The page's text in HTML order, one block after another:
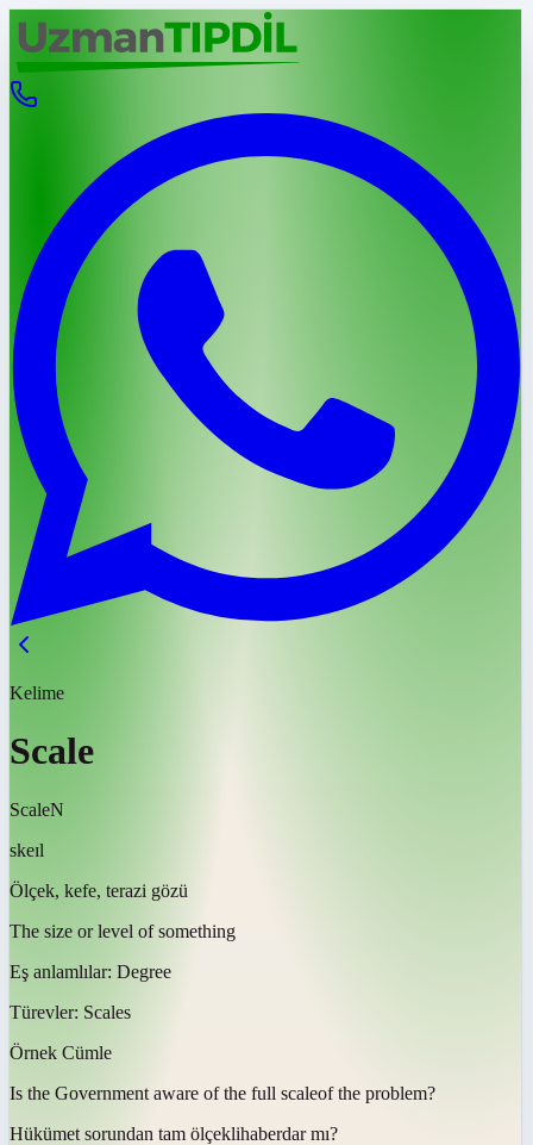
Kelime
Scale
ScaleN
skeɪl
Ölçek, kefe, terazi gözü
The size or level of something
Eş anlamlılar: Degree
Türevler: Scales
Örnek Cümle
Is the Government aware of the full scaleof the problem?
Hükümet sorundan tam ölçeklihaberdar mı?